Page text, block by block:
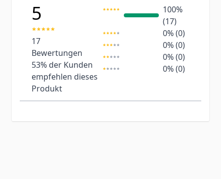
5
17
Bewertungen
53% der Kunden
empfehlen dieses
Produkt
100%
(17)
0% (0)
0% (0)
0% (0)
0% (0)